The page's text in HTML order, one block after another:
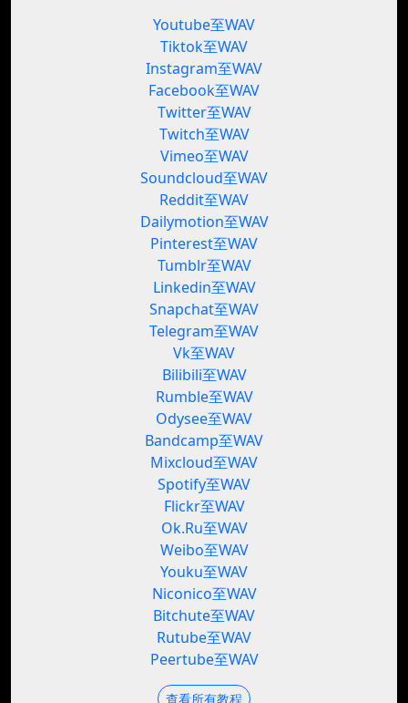
Youtube至WAV
Tiktok至WAV
Instagram至WAV
Facebook至WAV
Twitter至WAV
Twitch至WAV
Vimeo至WAV
Soundcloud至WAV
Reddit至WAV
Dailymotion至WAV
Pinterest至WAV
Tumblr至WAV
Linkedin至WAV
Snapchat至WAV
Telegram至WAV
Vk至WAV
Bilibili至WAV
Rumble至WAV
Odysee至WAV
Bandcamp至WAV
Mixcloud至WAV
Spotify至WAV
Flickr至WAV
Ok.Ru至WAV
Weibo至WAV
Youku至WAV
Niconico至WAV
Bitchute至WAV
Rutube至WAV
Peertube至WAV
查看所有教程